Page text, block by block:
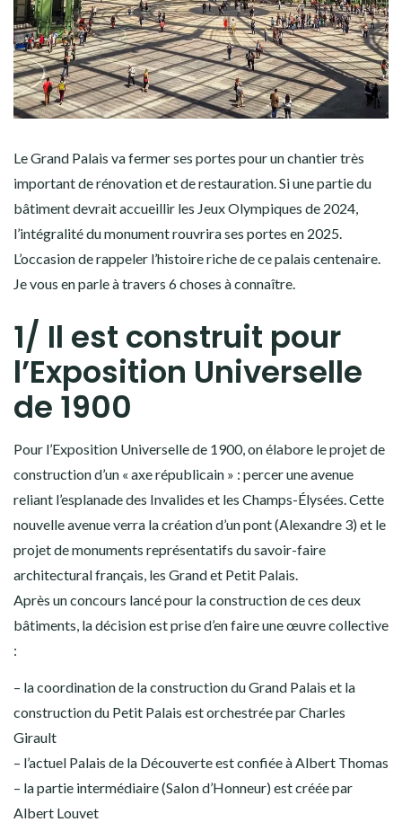
Le Grand Palais va fermer ses portes pour un chantier très
important de rénovation et de restauration. Si une partie du
bâtiment devrait accueillir les Jeux Olympiques de 2024,
l’intégralité du monument rouvrira ses portes en 2025.
L’occasion de rappeler l’histoire riche de ce palais centenaire.
Je vous en parle à travers 6 choses à connaître.
1/ Il est construit pour
l’Exposition Universelle
de 1900
Pour l’Exposition Universelle de 1900, on élabore le projet de
construction d’un « axe républicain » : percer une avenue
reliant l’esplanade des Invalides et les Champs-Élysées. Cette
nouvelle avenue verra la création d’un pont (Alexandre 3) et le
projet de monuments représentatifs du savoir-faire
architectural français, les Grand et Petit Palais.
Après un concours lancé pour la construction de ces deux
bâtiments, la décision est prise d’en faire une œuvre collective
:
– la coordination de la construction du Grand Palais et la
construction du Petit Palais est orchestrée par Charles
Girault
– l’actuel Palais de la Découverte est confiée à Albert Thomas
– la partie intermédiaire (Salon d’Honneur) est créée par
Albert Louvet